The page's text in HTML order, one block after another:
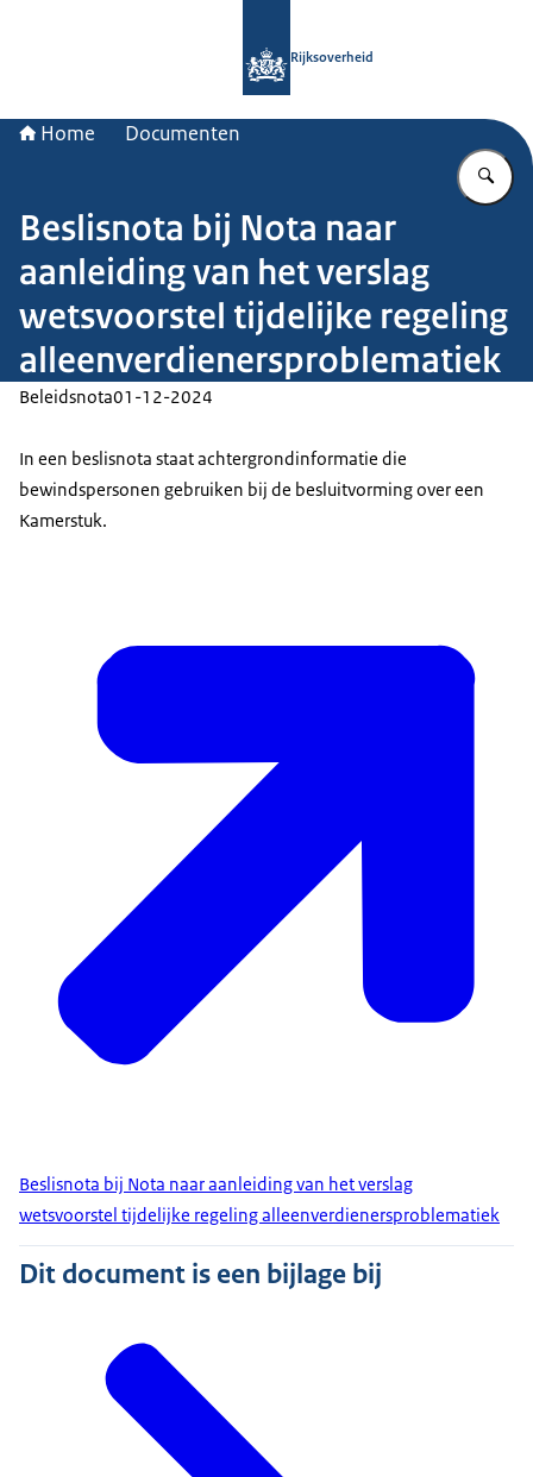
Rijksoverheid
Home Documenten
Beslisnota bij Nota naar
aanleiding van het verslag
wetsvoorstel tijdelijke regeling
alleenverdienersproblematiek
Beleidsnota01-12-2024
In een beslisnota staat achtergrondinformatie die
bewindspersonen gebruiken bij de besluitvorming over een
Kamerstuk.
Beslisnota bij Nota naar aanleiding van het verslag
wetsvoorstel tijdelijke regeling alleenverdienersproblematiek
Dit document is een bijlage bij